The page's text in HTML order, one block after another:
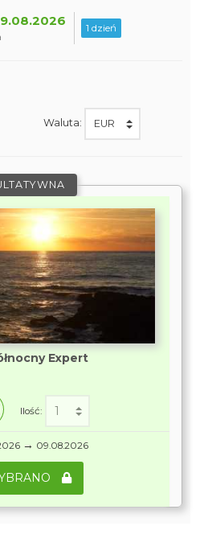
1 dzień
Waluta:
Expert
Ilość:
→ 09.08.2026